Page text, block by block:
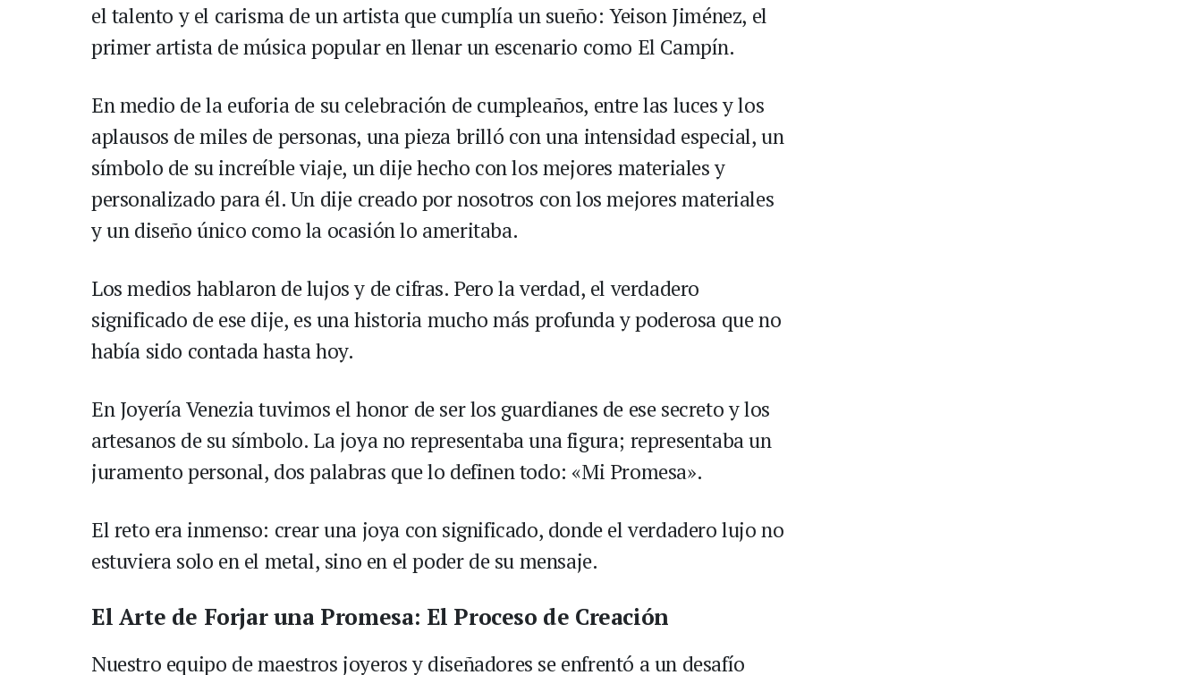
el talento y el carisma de un artista que cumplía un sueño: Yeison Jiménez, el
primer artista de música popular en llenar un escenario como El Campín.
En medio de la euforia de su celebración de cumpleaños, entre las luces y los
aplausos de miles de personas, una pieza brilló con una intensidad especial, un
símbolo de su increíble viaje, un dije hecho con los mejores materiales y
personalizado para él. Un dije creado por nosotros con los mejores materiales
y un diseño único como la ocasión lo ameritaba.
Los medios hablaron de lujos y de cifras. Pero la verdad, el verdadero
significado de ese dije, es una historia mucho más profunda y poderosa que no
había sido contada hasta hoy.
En Joyería Venezia tuvimos el honor de ser los guardianes de ese secreto y los
artesanos de su símbolo. La joya no representaba una figura; representaba un
juramento personal, dos palabras que lo definen todo: «Mi Promesa».
El reto era inmenso: crear una joya con significado, donde el verdadero lujo no
estuviera solo en el metal, sino en el poder de su mensaje.
El Arte de Forjar una Promesa: El Proceso de Creación
Nuestro equipo de maestros joyeros y diseñadores se enfrentó a un desafío